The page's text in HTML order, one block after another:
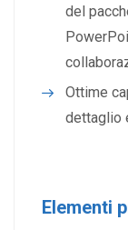
del
Ottime
dettaglio
Elementi